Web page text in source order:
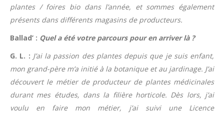
plantes / foires bio dans l’année, et sommes également
présents dans différents magasins de producteurs.
Ballad’ : Quel a été votre parcours pour en arriver là ?
G. L. : J’ai la passion des plantes depuis que je suis enfant,
mon grand-père m’a initié à la botanique et au jardinage. J’ai
découvert le métier de producteur de plantes médicinales
durant mes études, dans la filière horticole. Dès lors, j’ai
voulu en faire mon métier, j’ai suivi une Licence